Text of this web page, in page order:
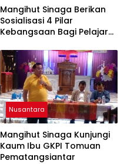
Mangihut Sinaga Berikan
Sosialisasi 4 Pilar
Kebangsaan Bagi Pelajar
Nusantara
Mangihut Sinaga Kunjungi
Kaum Ibu GKPI Tomuan
Pematangsiantar